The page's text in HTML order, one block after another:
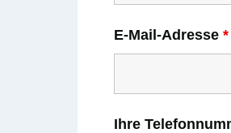
E-Mail-Adresse *
Ihre